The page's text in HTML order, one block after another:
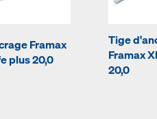
Framax
plus 20,0
Tige
Framax
20,0